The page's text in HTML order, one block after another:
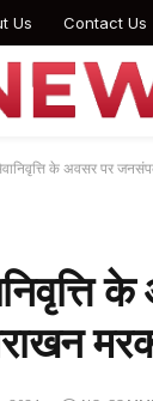
Us Contact Us
के अवसर पर